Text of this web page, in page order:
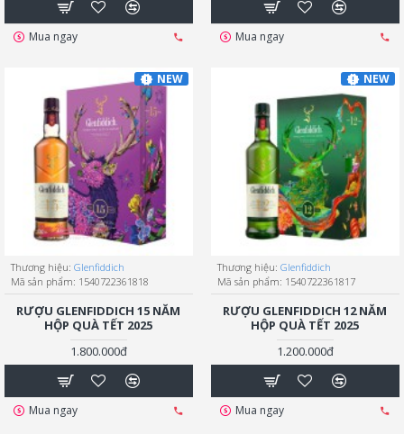
Mua ngay Mua ngay
NEW
Thương hiệu: Glenfiddich
Mã sản phẩm: 1540722361818
RƯỢU GLENFIDDICH 15 NĂM
HỘP QUÀ TẾT 2025
1.800.000đ
Mua ngay
NEW
Thương hiệu: Glenfiddich
Mã sản phẩm: 1540722361817
RƯỢU GLENFIDDICH 12 NĂM
HỘP QUÀ TẾT 2025
1.200.000đ
Mua ngay